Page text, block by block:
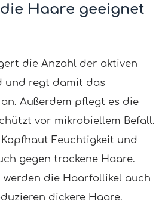
Haare geeignet
die Anzahl der aktiven
und regt damit das
Außerdem pflegt es die
vor mikrobiellem Befall.
Feuchtigkeit und
gegen trockene Haare.
werden die Haarfollikel auch
dickere Haare.